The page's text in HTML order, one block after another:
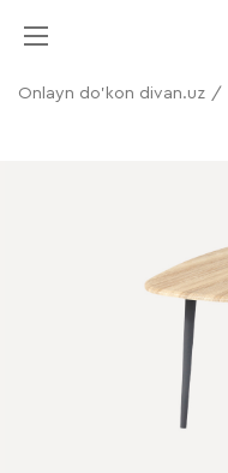
Onlayn do'kon divan.uz /